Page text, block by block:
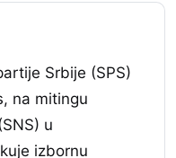
Srbije (SPS)
na mitingu
u
izbornu